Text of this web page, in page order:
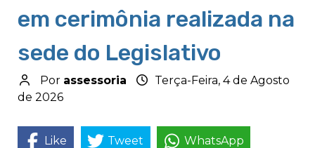
em cerimônia realizada na
sede do Legislativo
Por assessoria
Terça-Feira, 4 de Agosto
de 2026
Like Tweet WhatsApp